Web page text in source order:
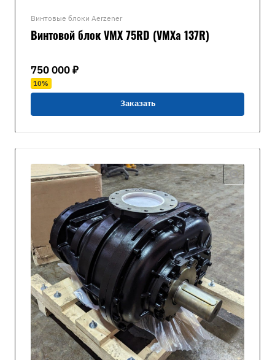
Винтовые блоки Aerzener
Винтовой блок VMX 75RD (VMXa 137R)
750 000 ₽
10%
Заказать